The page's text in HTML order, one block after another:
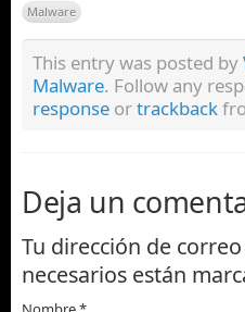
Malware
This entry was posted by
Malware. Follow any
response ortrackback
Deja un
Tu dirección de
necesarios están